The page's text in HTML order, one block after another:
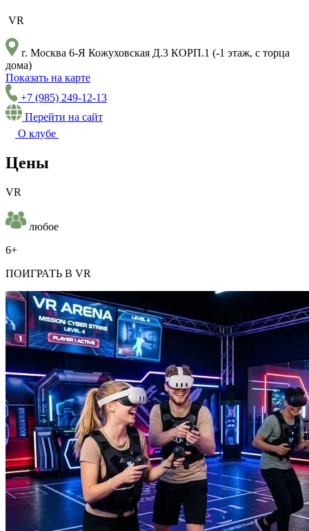
VR
г. Москва 6-Я Кожуховская Д.3 КОРП.1 (-1 этаж, с торца
дома)
Показать на карте
+7 (985) 249-12-13
Перейти на сайт
О клубе
Цены
VR
любое
6+
ПОИГРАТЬ В VR